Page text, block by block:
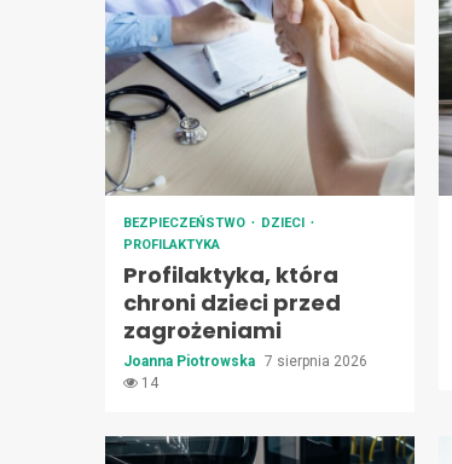
BEZPIECZEŃSTWO
DZIECI
PROFILAKTYKA
Profilaktyka, która
chroni dzieci przed
zagrożeniami
Joanna Piotrowska 7 sierpnia 2026
14